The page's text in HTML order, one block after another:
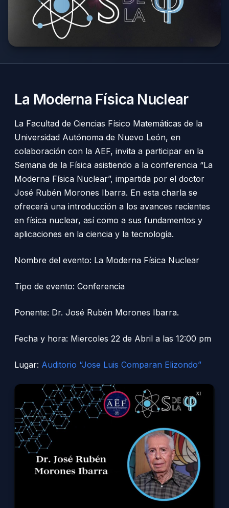
La Moderna Física Nuclear
La Facultad de Ciencias Físico Matemáticas de la
Universidad Autónoma de Nuevo León, en
colaboración con la AEF, invita a participar en la
Semana de la Física asistiendo a la conferencia “La
Moderna Física Nuclear”, impartida por el doctor
José Rubén Morones Ibarra. En esta charla se
ofrecerá una introducción a los avances recientes
en física nuclear, así como a sus fundamentos y
aplicaciones en la ciencia y la tecnología.
Nombre del evento: La Moderna Física Nuclear
Tipo de evento: Conferencia
Ponente: Dr. José Rubén Morones Ibarra.
Fecha y hora: Miercoles 22 de Abril a las 12:00 pm
Lugar: Auditorio “Jose Luis Comparan Elizondo”